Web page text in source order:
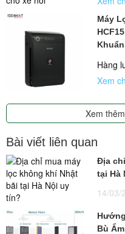
Máy
Hàng
Xem
Xem
Bài viết liên quan
Địa
tại Hà
14/03/
Bù